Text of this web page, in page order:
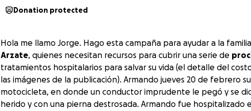
Donation protected
Hola me llamo Jorge. Hago esta campaña para ayudar a la
Arzate, quienes necesitan recursos para cubrir una serie de
tratamientos hospitalarios para salvar su vida (el detalle del
las imágenes de la publicación). Armando jueves 20 de febrero
motocicleta, en donde un conductor imprudente le pegó y se
herido y con una pierna destrosada. Armando fue hospitalizado